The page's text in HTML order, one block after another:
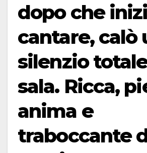
dopo che
cantare, calò
silenzio
sala. Ricca,
anima e
traboccante